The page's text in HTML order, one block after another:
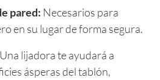
pared: Necesarios para
en su lugar de forma segura.
Una lijadora te ayudará a
ásperas del tablón,